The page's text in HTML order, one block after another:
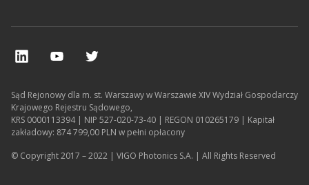
Sąd Rejonowy dla m. st. Warszawy w Warszawie XIV Wydział Gospodarczy
Krajowego Rejestru Sądowego,
KRS 0000113394 | NIP 527-020-73-40 | REGON 010265179 | Kapitał
zakładowy: 874 799,00 PLN w pełni opłacony
© Copyright 2017 – 2022 | VIGO Photonics S.A. | All Rights Reserved